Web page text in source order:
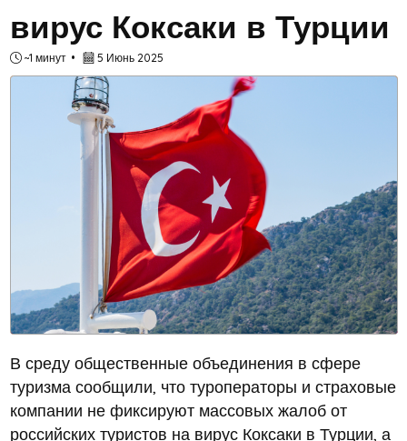
вирус Коксаки в Турции
~1 минут 5 Июнь 2025
В среду общественные объединения в сфере
туризма сообщили, что туроператоры и страховые
компании не фиксируют массовых жалоб от
российских туристов на вирус Коксаки в Турции, а